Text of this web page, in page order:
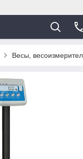
Весы,